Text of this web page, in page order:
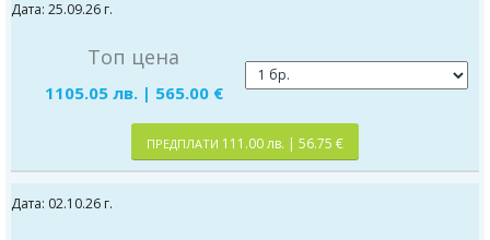
Дата: 25.09.26 г.
Топ цена
1105.05 лв. | 565.00 €
ПРЕДПЛАТИ 111.00 лв. | 56.75 €
Дата: 02.10.26 г.